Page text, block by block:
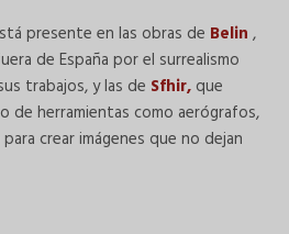
presente en las obras de Belin ,
de España por el surrealismo
trabajos, y las de Sfhir, que
herramientas como aerógrafos,
crear imágenes que no dejan